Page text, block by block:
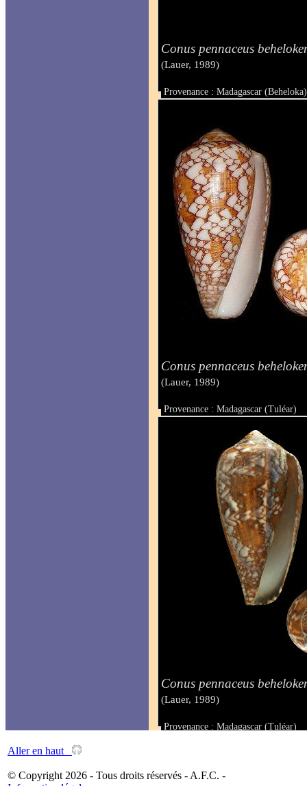
Conus pennaceus
(Lauer, 1989)
Provenance : Madagascar (Beheloka)
Taille : 57.5 mm
Conus pennaceus
(Lauer, 1989)
Provenance : Madagascar (Tuléar)
Taille : 53.8 mm
Conus pennaceus
(Lauer, 1989)
Provenance : Madagascar (Tuléar)
Aller en haut
© Copyright 2026 - Tous droits réservés - A.F.C. -